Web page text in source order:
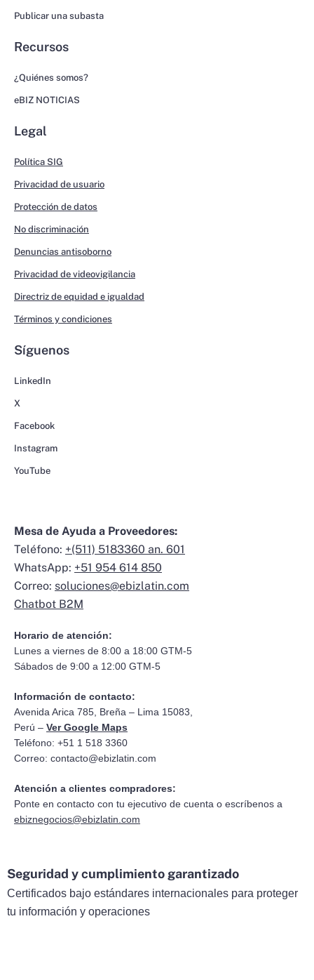
Publicar una subasta
Recursos
¿Quiénes somos?
eBIZ NOTICIAS
Legal
Política SIG
Privacidad de usuario
Protección de datos
No discriminación
Denuncias antisoborno
Privacidad de videovigilancia
Directriz de equidad e igualdad
Términos y condiciones
Síguenos
LinkedIn
X
Facebook
Instagram
YouTube
Mesa de Ayuda a Proveedores:
Teléfono: +(511) 5183360 an. 601
WhatsApp: +51 954 614 850
Correo: soluciones@ebizlatin.com
Chatbot B2M
Horario de atención:
Lunes a viernes de 8:00 a 18:00 GTM-5
Sábados de 9:00 a 12:00 GTM-5
Información de contacto:
Avenida Arica 785, Breña – Lima 15083,
Perú – Ver Google Maps
Teléfono: +51 1 518 3360
Correo: contacto@ebizlatin.com
Atención a clientes compradores:
Ponte en contacto con tu ejecutivo de cuenta o escríbenos a
ebiznegocios@ebizlatin.com
Seguridad y cumplimiento garantizado
Certificados bajo estándares internacionales para proteger
tu información y operaciones